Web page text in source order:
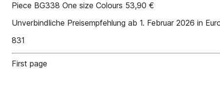
Piece BG338 One size Colours 53,90 €
Unverbindliche Preisempfehlung ab 1. Februar 2026 in
831
First page